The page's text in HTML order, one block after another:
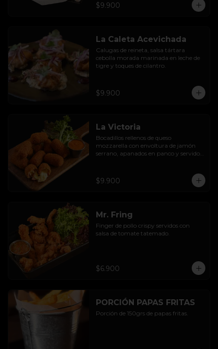
$9.900
La Caleta Acevichada
Calugas de reineta, salsa tártara
cebolla morada marinada en leche de
tigre y toques de cilantro.
$9.900
La Victoria
Bocadillos rellenos de queso
mozzarella con envoltura de jamón
serrano, apanados en panco y servidos
$9.900
Mr. Fring
Finger de pollo crispy servidos con
salsa de tomate tatemado.
$6.900
PORCIÓN PAPAS FRITAS
Porción de 150grs de papas fritas.